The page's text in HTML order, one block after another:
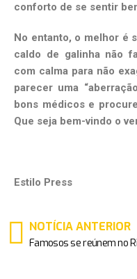
conforto de se sentir
No entanto, o melhor é
caldo de galinha não
com calma para não
parecer uma
bons médicos e
Que seja bem-vindo o
Estilo Press
NOTÍCIA ANTERIOR